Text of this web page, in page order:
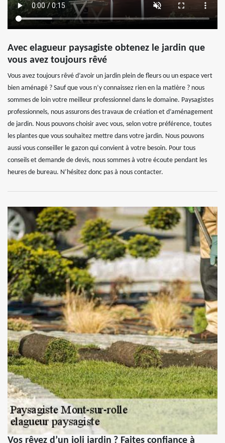
Avec elagueur paysagiste obtenez le jardin que
vous avez toujours rêvé
Vous avez toujours rêvé d’avoir un jardin plein de fleurs ou un espace vert
bien aménagé ? Sauf que vous n’y connaissez rien en la matière ? nous
sommes de loin votre meilleur professionnel dans le domaine. Paysagistes
professionnels, nous assurons des travaux de création et d’aménagement
de jardin. Nous pouvons choisir avec vous, selon votre préférence, toutes
les plantes que vous souhaitez mettre dans votre jardin. Nous pouvons
aussi vous conseiller le gazon qui convient à votre besoin. Pour tous
conseils et demande de devis, nous sommes à votre écoute pendant les
heures de bureau. N’hésitez donc pas à nous contacter.
Vos rêvez d’un joli jardin ? Faites confiance à